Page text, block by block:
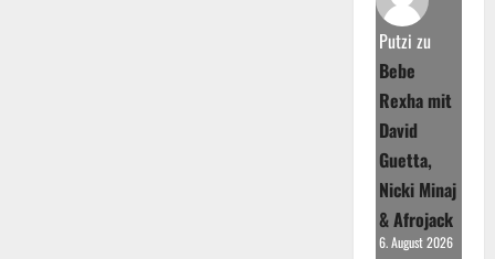
Putzi zu
Bebe
Rexha mit
David
Guetta,
Nicki Minaj
& Afrojack
6. August 2026